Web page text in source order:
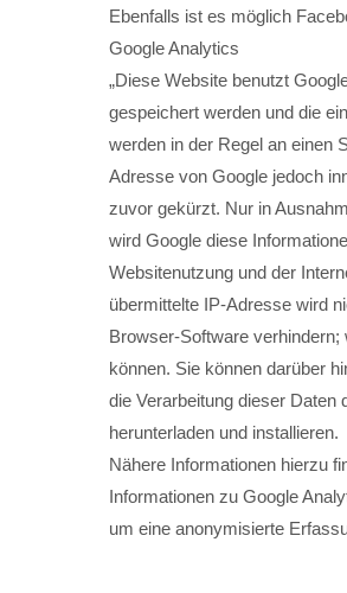
Ebenfalls ist es möglich
Google Analytics
„Diese Website benutzt
gespeichert werden und die
werden in der Regel an einen
Adresse von Google jedoch
zuvor gekürzt. Nur in
wird Google diese
Websitenutzung und der
übermittelte IP-Adresse wird
Browser-Software
können. Sie können darüber
die Verarbeitung dieser Daten
herunterladen und installieren.
Nähere Informationen hierzu
Informationen zu Google
um eine anonymisierte